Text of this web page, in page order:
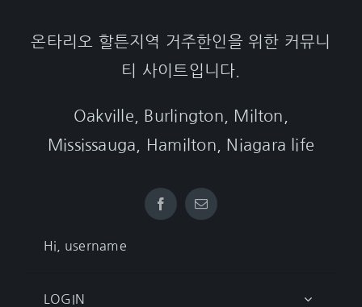
온타리오 할튼지역 거주한인을 위한 커뮤니
티 사이트입니다.
Oakville, Burlington, Milton,
Mississauga, Hamilton, Niagara life
Hi, username
LOGIN